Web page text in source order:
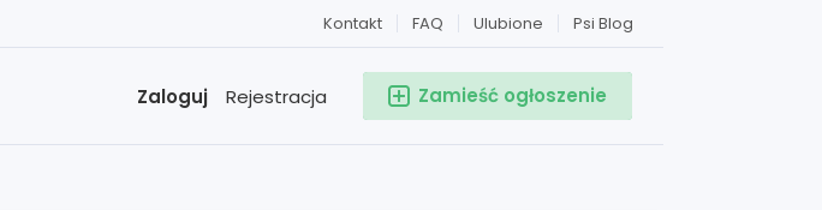
Psi Blog
Ulubione
FAQ
Kontakt
Zamieść ogłoszenie
Rejestracja
Zaloguj